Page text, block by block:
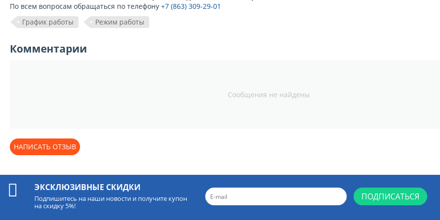
По всем вопросам обращаться по телефону +7 (863) 309-29-01
График работы
Режим работы
Комментарии
Сообщения не найдены
НАПИСАТЬ ОТЗЫВ
ЭКСКЛЮЗИВНЫЕ СКИДКИ
Подпишитесь на наши новости и получите купон
на скидку 5%!
ПОДПИСАТЬСЯ